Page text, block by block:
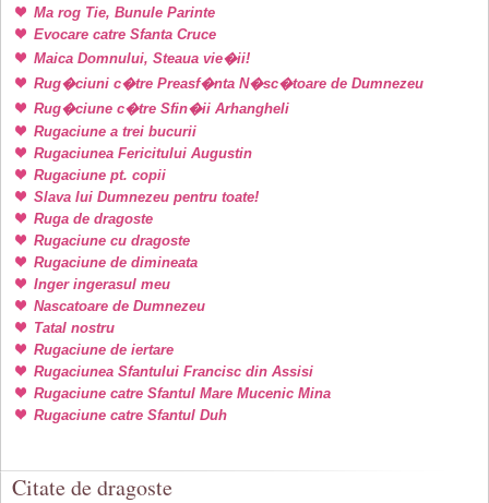
Ma rog Tie, Bunule Parinte
Evocare catre Sfanta Cruce
Maica Domnului, Steaua vie�ii!
Rug�ciuni c�tre Preasf�nta N�sc�toare de Dumnezeu
Rug�ciune c�tre Sfin�ii Arhangheli
Rugaciune a trei bucurii
Rugaciunea Fericitului Augustin
Rugaciune pt. copii
Slava lui Dumnezeu pentru toate!
Ruga de dragoste
Rugaciune cu dragoste
Rugaciune de dimineata
Inger ingerasul meu
Nascatoare de Dumnezeu
Tatal nostru
Rugaciune de iertare
Rugaciunea Sfantului Francisc din Assisi
Rugaciune catre Sfantul Mare Mucenic Mina
Rugaciune catre Sfantul Duh
Citate de dragoste